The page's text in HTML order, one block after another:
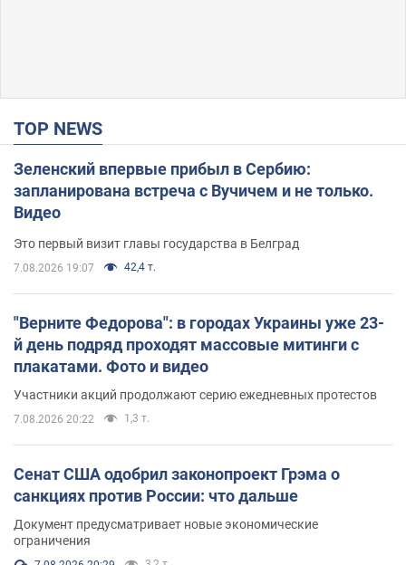
TOP NEWS
Зеленский впервые прибыл в Сербию:
запланирована встреча с Вучичем и не только.
Видео
Это первый визит главы государства в Белград
7.08.2026 19:07 42,4 т.
"Верните Федорова": в городах Украины уже 23-
й день подряд проходят массовые митинги с
плакатами. Фото и видео
Участники акций продолжают серию ежедневных протестов
7.08.2026 20:22 1,3 т.
Сенат США одобрил законопроект Грэма о
санкциях против России: что дальше
Документ предусматривает новые экономические
ограничения